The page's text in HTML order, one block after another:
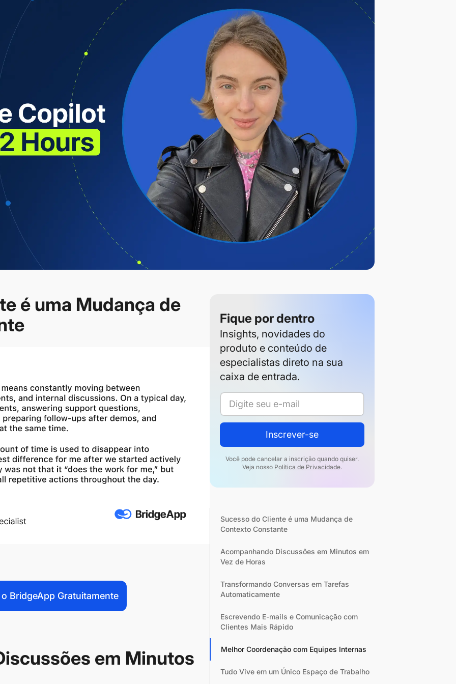
é uma Mudança de
BridgeApp Gratuitamente
em Minutos
Fique por dentro
Insights, novidades do
produto e conteúdo de
especialistas direto na sua
caixa de entrada.
Inscrever-se
Você pode cancelar a inscrição quando quiser.
Veja nosso Política de Privacidade.
Sucesso do Cliente é uma Mudança de
Contexto Constante
Acompanhando Discussões em Minutos em
Vez de Horas
Transformando Conversas em Tarefas
Automaticamente
Escrevendo E-mails e Comunicação com
Clientes Mais Rápido
Melhor Coordenação com Equipes Internas
Tudo Vive em um Único Espaço de Trabalho